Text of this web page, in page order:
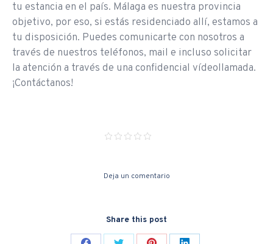
tu estancia en el país. Málaga es nuestra provincia
objetivo, por eso, si estás residenciado allí, estamos a
tu disposición. Puedes comunicarte con nosotros a
través de nuestros teléfonos, mail e incluso solicitar
la atención a través de una confidencial vídeollamada.
¡Contáctanos!
Deja un comentario
Share this post